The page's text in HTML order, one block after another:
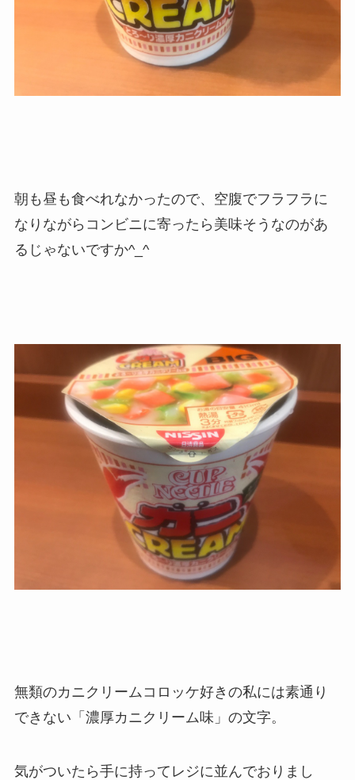
朝も昼も食べれなかったので、空腹でフラフラに
なりながらコンビニに寄ったら美味そうなのがあ
るじゃないですか^_^
無類のカニクリームコロッケ好きの私には素通り
できない「濃厚カニクリーム味」の文字。
気がついたら手に持ってレジに並んでおりまし